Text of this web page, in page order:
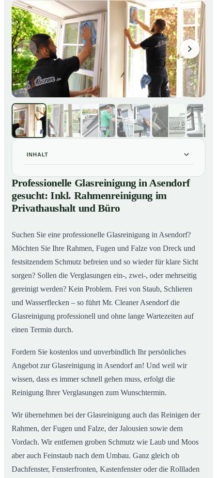
INHALT
01 Professionelle Glasreinigung in Asendorf gesucht: Inkl.
Rahmenreinigung im Privathaushalt und Büro
So sieht eine professionelle Glasreinigung in Asendorf
wirklich aus
Professionelle Glasreinigung in Asendorf
gesucht: Inkl. Rahmenreinigung im
Privathaushalt und Büro
Suchen Sie eine professionelle Glasreinigung in Asendorf?
Möchten Sie Ihre Rahmen, Fugen und Falze von Dreck und
festsitzendem Schmutz befreien und so wieder für klare Sicht
sorgen? Sollen die Verglasungen ein-, zwei-, oder mehrseitig
gereinigt werden? Kein Problem. Frei von Staub, Schlieren
und Wasserflecken – so führt Mr. Cleaner Asendorf die
Glasreinigung professionell und ohne lange Wartezeiten auf
einen Termin durch.
Fordern Sie kostenlos und unverbindlich Ihr persönliches
Angebot zur Glasreinigung in Asendorf an! Und weil wir
wissen, dass es immer schnell gehen muss, erfolgt die
Reinigung Ihrer Verglasungen zum Wunschtermin.
Wir übernehmen bei der Glasreinigung auch das Reinigen der
Rahmen, der Fugen und Falze, der Jalousien sowie dem
Vordach. Wir entfernen groben Schmutz wie Laub und Moos
aber auch Feinstaub nach dem Umbau. Ganz gleich ob
Dachfenster, Fensterfronten, Kastenfenster oder die Rollladen